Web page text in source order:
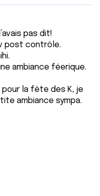
pas dit!
post contrôle.
ambiance féerique.
pour la fête des K, je
ambiance sympa.